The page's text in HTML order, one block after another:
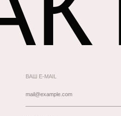
ВАШ E-MAIL